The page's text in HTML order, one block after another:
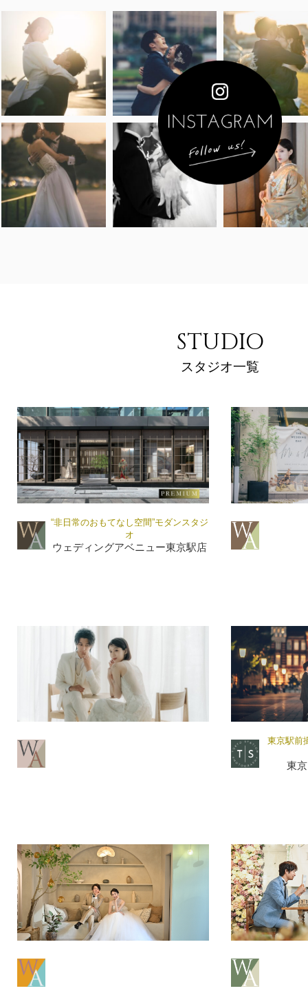
STUDIO
スタジオ一覧
“非日常のおもてなし空間”モダンスタジ
オ
ウェディングアベニュー東京駅店
東京駅前
東